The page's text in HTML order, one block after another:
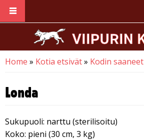
Skip to main content
You are here
Home » Kotia etsivät» Kodin saaneet
Londa
Sukupuoli: narttu (sterilisoitu)
Koko: pieni (30 cm, 3 kg)